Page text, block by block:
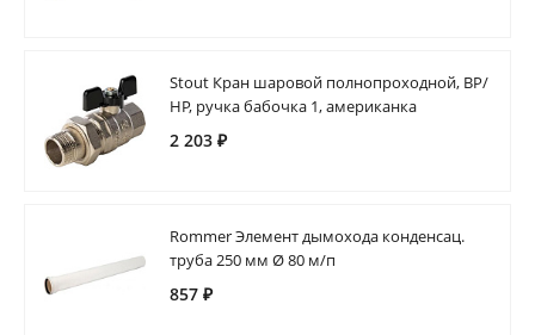
Stout Кран шаровой полнопроходной, ВР/
НР, ручка бабочка 1, американка
2 203 ₽
Rommer Элемент дымохода конденсац.
труба 250 мм Ø 80 м/п
857 ₽